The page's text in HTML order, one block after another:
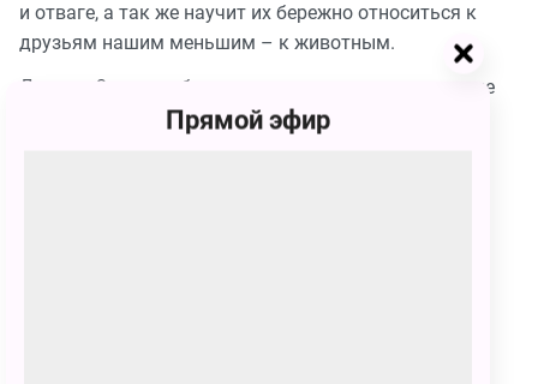
и отваге, а так же научит их бережно относиться к
друзьям нашим меньшим – к животным.
Дети до 3-х лет — бесплатно, при условии, что они не
занимают отдельного места.
Прямой эфир